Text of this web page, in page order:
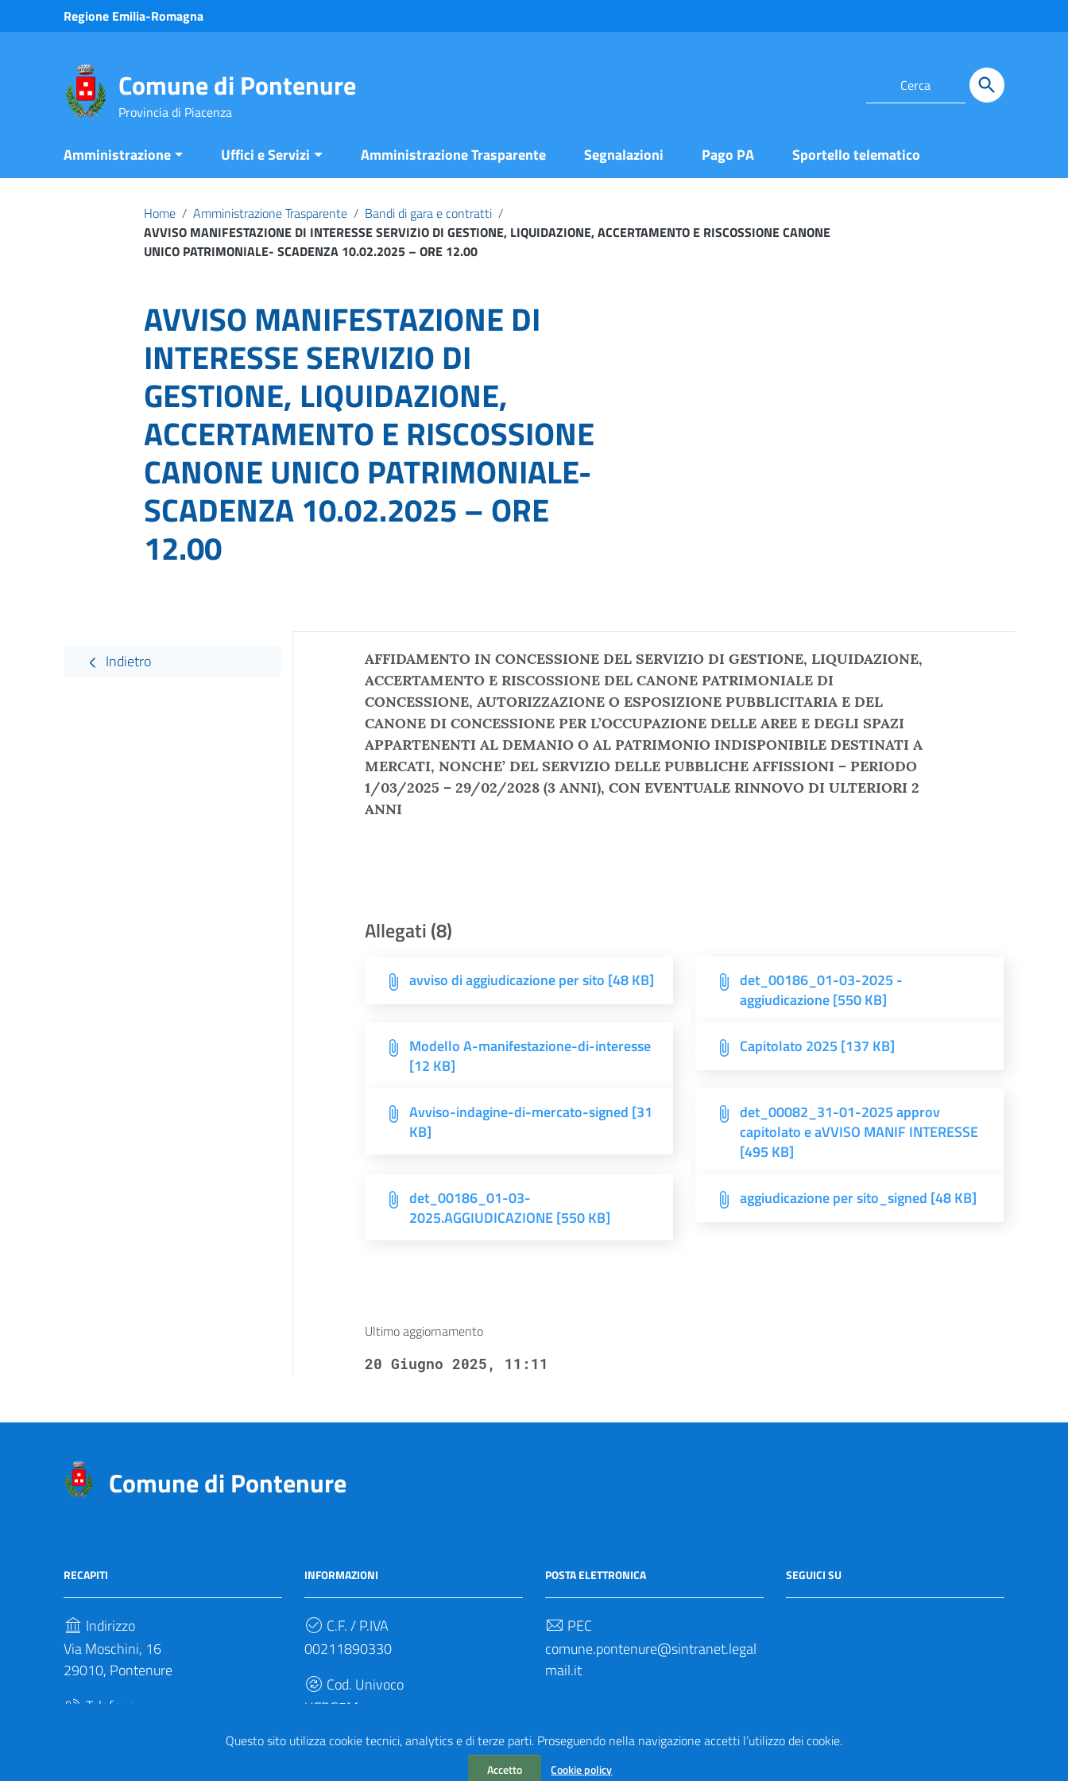
Questo sito utilizza cookie tecnici, analytics e di terze parti. Proseguendo nella navigazione accetti l’utilizzo dei cookie.
Accetto Cookie policy
Vai ai contenuti
Vai al menu di navigazione
Regione Emilia-Romagna
Comune di Pontenure
Provincia di Piacenza
Amministrazione Uffici e Servizi Amministrazione Trasparente Segnalazioni Pago PA Sportello telematico
Home / Amministrazione Trasparente / Bandi di gara e contratti /
AVVISO MANIFESTAZIONE DI INTERESSE SERVIZIO DI GESTIONE, LIQUIDAZIONE, ACCERTAMENTO E RISCOSSIONE CANONE
UNICO PATRIMONIALE- SCADENZA 10.02.2025 – ORE 12.00
AVVISO MANIFESTAZIONE DI
INTERESSE SERVIZIO DI
GESTIONE, LIQUIDAZIONE,
ACCERTAMENTO E RISCOSSIONE
CANONE UNICO PATRIMONIALE-
SCADENZA 10.02.2025 – ORE
12.00
Indietro
AFFIDAMENTO IN CONCESSIONE DEL SERVIZIO DI GESTIONE, LIQUIDAZIONE,
ACCERTAMENTO E RISCOSSIONE DEL CANONE PATRIMONIALE DI
CONCESSIONE, AUTORIZZAZIONE O ESPOSIZIONE PUBBLICITARIA E DEL
CANONE DI CONCESSIONE PER L’OCCUPAZIONE DELLE AREE E DEGLI SPAZI
APPARTENENTI AL DEMANIO O AL PATRIMONIO INDISPONIBILE DESTINATI A
MERCATI, NONCHE’ DEL SERVIZIO DELLE PUBBLICHE AFFISSIONI – PERIODO
1/03/2025 – 29/02/2028 (3 ANNI), CON EVENTUALE RINNOVO DI ULTERIORI 2
ANNI
Allegati (8)
avviso di aggiudicazione per sito [48 KB]
det_00186_01-03-2025 -
aggiudicazione [550 KB]
Modello A-manifestazione-di-interesse
[12 KB]
Capitolato 2025 [137 KB]
Avviso-indagine-di-mercato-signed [31
KB]
det_00082_31-01-2025 approv
capitolato e aVVISO MANIF INTERESSE
[495 KB]
det_00186_01-03-
2025.AGGIUDICAZIONE [550 KB]
aggiudicazione per sito_signed [48 KB]
Ultimo aggiornamento
20 Giugno 2025, 11:11
Comune di Pontenure
RECAPITI
Indirizzo
Via Moschini, 16
29010, Pontenure
Telefono
INFORMAZIONI
C.F. / P.IVA
00211890330
Cod. Univoco
UFBG5M
POSTA ELETTRONICA
PEC
comune.pontenure@sintranet.legal
mail.it
SEGUICI SU